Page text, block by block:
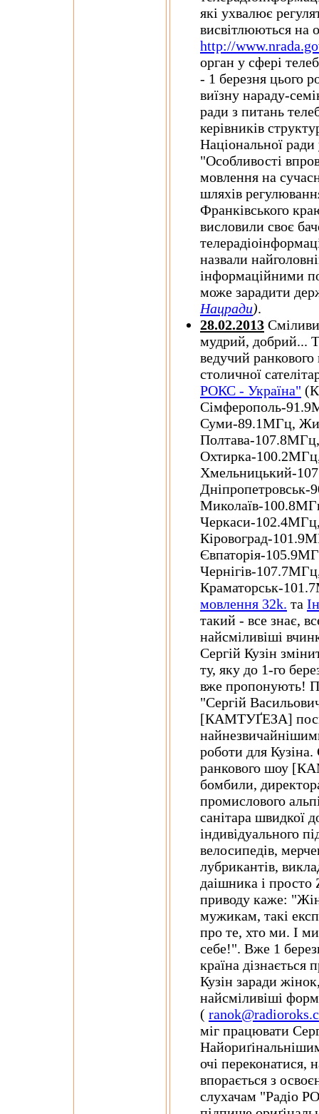
які ухвалює
висвітлюються на
http://
орган у сфері
- 1 березня цього
виїзну нараду-
ради з питань
керівників
Національної
"Особливості
мовлення на
шляхів
Франківського
висловили своє
назвали
інформаційними
може зарадити
Нацради).
28.02.2013
мудрий, добрий...
ведучий
столичної
РОКС - Україна"
Сімферополь-
Суми-89.1МГц,
Полтава-
Охтирка-
Хмельницький-
Миколаїв-
Черкаси-
Кіровоград-
Євпаторія-
Чернігів-
Краматорськ-
мовлення 32k. та
такий - все знає,
найсміливіші
Сергій Кузін
ту, яку до 1-го
вже пропонують!
"Сергій
[КАМТУҐЕЗА]
роботи для Кузіна.
ранкового шоу
бомбили,
промислового
санітара швидкої
індивідуального
велосипедів,
лубрикантів,
даішника і просто
приводу каже:
мужикам, такі
про те, хто ми. І ми
себе!". Вже 1
країна дізнається
Кузін заради
найсміливіші
(
міг працювати
очі переконатися,
впорається з
слухачам "Радіо